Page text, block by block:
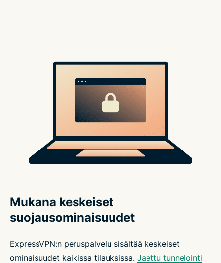
Mukana keskeiset
suojausominaisuudet
ExpressVPN:n peruspalvelu sisältää keskeiset
ominaisuudet kaikissa tilauksissa. Jaettu tunnelointi